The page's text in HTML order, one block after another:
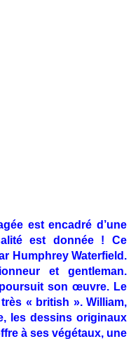
est encadré d’une
est donnée ! Ce
Humphrey Waterfield.
et gentleman.
son œuvre. Le
« british ». William,
les dessins originaux
à ses végétaux, une